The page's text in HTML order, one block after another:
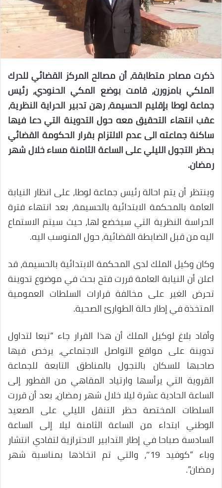
ذكرت مصادر متطابقة، أن مصالح المركز القضائي للدرك
الملكي بامزورن، قامت بوضع المكي الحنودي، رئيس
جماعة لوطا بإقليم الحسيمة، رهن تدبير الحراية النظرية،
عقب انتهاء التحقيق معه حول التدوينة التي دعا فيها
ساكنة جماعته الى عدم الالتزام بقرار الحكومة القضائي
بحظر التجول الليلي على الساعة الثامنة مساء خلال شهر
رمضان.
وينتظر أن يتم احالة رئيس جماعة لوطا، على انظار النيابة
العامة بالمحكمة الابتدائية بالحسيمة، بعد انتهاء فترة
الحراسة النظرية التي سيخضع لها، حيث سيتم الاستماع
اليه من قبل الضابطة القضائية، حول المنوسب اليه.
وكان وكيل الملك لدى المحكمة الابتدائية بالحسيمة، قد
اعلن أن النيابة العامة قررت فتح بحث في موضوع تدوينة
تحرض الغير على مخالفة قرارات السلطات العمومية
المتخذة في إطار حالة الطوارئ الصحية.
وأفاد بلاغ لوكيل الملك أن هذا القرار جاء “تبعا لتداول
تدوينة على مواقع التواصل الاجتماعي، يرخص فيها
صاحبها للسكان بالتجول بالمناطق التابعة للجماعة
القروية التي يرأسها وارتياد المقاهي من الفطور إلى
الساعة الحادية عشرة ليلا خلال شهر رمضان، بعد أن قررت
السلطات المختصة حظر التنقل الليلي على الصعيد
الوطني ابتداء من الساعة الثامنة ليلا إلى الساعة
السادسة صباحا في إطار التدابير الاحترازية لتفادي انتشار
وباء “كوفيد 19″، والتي تم اتخاذها بمناسبة شهر
رمضان”.